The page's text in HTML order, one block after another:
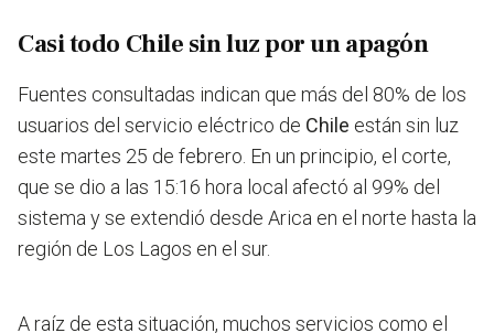
Casi todo Chile sin luz por un apagón
Fuentes consultadas indican que más del 80% de los
usuarios del servicio eléctrico de Chile están sin luz
este martes 25 de febrero. En un principio, el corte,
que se dio a las 15:16 hora local afectó al 99% del
sistema y se extendió desde Arica en el norte hasta la
región de Los Lagos en el sur.
A raíz de esta situación, muchos servicios como el